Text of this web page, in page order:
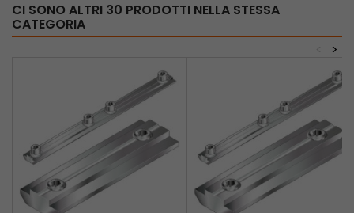
CI SONO ALTRI 30 PRODOTTI NELLA STESSA
CATEGORIA
>